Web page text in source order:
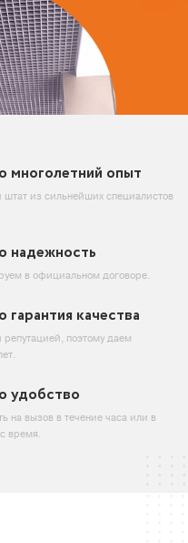
многолетний опыт
из сильнейших специалистов
надежность
в официальном договоре.
качества
поэтому даем
удобство
на вызов в течение часа или в
время.